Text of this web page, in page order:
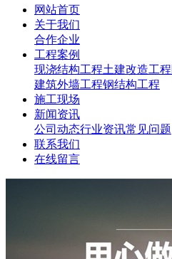
网站首页
关于我们
合作企业
工程案例
现浇结构工程土建改造工程
建筑外墙工程钢结构工程
施工现场
新闻资讯
公司动态行业资讯常见问题
联系我们
在线留言